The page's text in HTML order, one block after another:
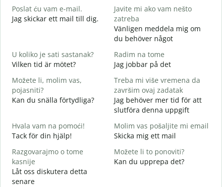
Poslat ću vam e-mail.
Jag skickar ett mail till dig.
Javite mi ako vam nešto
zatreba
Vänligen meddela mig om
du behöver något
U koliko je sati sastanak?
Vilken tid är mötet?
Radim na tome
Jag jobbar på det
Možete li, molim vas,
pojasniti?
Kan du snälla förtydliga?
Treba mi više vremena da
završim ovaj zadatak
Jag behöver mer tid för att
slutföra denna uppgift
Hvala vam na pomoći!
Tack för din hjälp!
Molim vas pošaljite mi email
Skicka mig ett mail
Razgovarajmo o tome
kasnije
Låt oss diskutera detta
senare
Možete li to ponoviti?
Kan du upprepa det?